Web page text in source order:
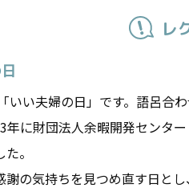
レ
いい夫婦の日」です。語呂合
年に財団法人余暇開発センタ
。
謝の気持ちを見つめ直す日と